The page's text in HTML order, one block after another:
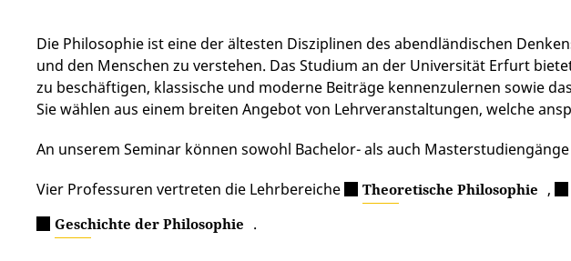
Die Philosophie ist eine der ältesten Disziplinen des abendländischen
und den Menschen zu verstehen. Das Studium an der Universität Erfurt
zu beschäftigen, klassische und moderne Beiträge kennenzulernen sowie
Sie wählen aus einem breiten Angebot von Lehrveranstaltungen, welche
An unserem Seminar können sowohl Bachelor- als auch
Vier Professuren vertreten die Lehrbereiche
Theoretische Philosophie ,
Geschichte der Philosophie .